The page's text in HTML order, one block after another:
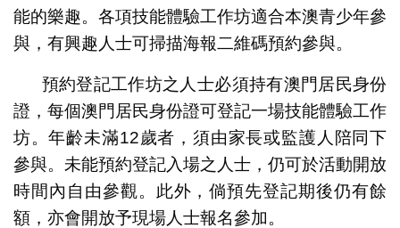
能的樂趣。各項技能體驗工作坊適合本澳青少年參
與，有興趣人士可掃描海報二維碼預約參與。
預約登記工作坊之人士必須持有澳門居民身份
證，每個澳門居民身份證可登記一場技能體驗工作
坊。年齡未滿12歲者，須由家長或監護人陪同下
參與。未能預約登記入場之人士，仍可於活動開放
時間內自由參觀。此外，倘預先登記期後仍有餘
額，亦會開放予現場人士報名參加。